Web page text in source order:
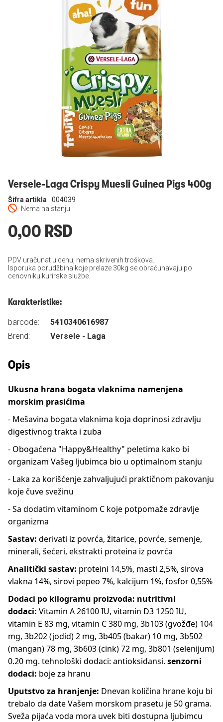
Versele-Laga Crispy Muesli Guinea Pigs 400g
Nema na stanju
Šifra artikla 004039
0,00 RSD
PDV uračunat u cenu, nema skrivenih troškova.
Isporuka porudžbina koje prelaze 30kg se obračunavaju po
cenovniku kurirske službe.
Karakteristike:
barcode:
5410340616987
Brend:
Versele - Laga
Opis
Ukusna hrana bogata vlaknima namenjena
morskim prasićima
- Mešavina bogata vlaknima koja doprinosi zdravlju
digestivnog trakta i zuba
- Obogaćena "Happy&Healthy" peletima kako bi
organizam Vašeg ljubimca bio u optimalnom stanju
- Laka za korišćenje zahvaljujući praktičnom pakovanju
koje čuve svežinu
- Sa dodatim vitaminom C koje potpomaže zdravlje
organizma
Sastav: derivati iz povrća, žitarice, povrće, semenje,
minerali, šećeri, ekstrakti proteina iz povrća
Analitički sastav: proteini 14,5%, masti 2,5%, sirova
vlakna 14%, sirovi pepeo 7%, kalcijum 1%, fosfor 0,55%
Dodaci po kilogramu proizvoda: nutritivni
dodaci: Vitamin A 26100 IU, vitamin D3 1250 IU,
vitamin E 83 mg, vitamin C 380 mg, 3b103 (gvožđe) 104
mg, 3b202 (jodid) 2 mg, 3b405 (bakar) 10 mg, 3b502
(mangan) 78 mg, 3b603 (cink) 72 mg, 3b801 (selenijum)
0.20 mg. tehnološki dodaci: antioksidansi. senzorni
dodaci: boje za hranu
Uputstvo za hranjenje: Dnevan količina hrane koju bi
trebalo da date Vašem morskom prasetu je 50 grama.
Sveža pijaća voda mora uvek biti dostupna ljubimcu